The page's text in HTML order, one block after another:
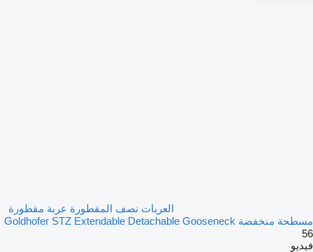
العربات نصف المقطورة عربة مقطورة
مسطحة منخفضة Goldhofer STZ Extendable Detachable Gooseneck
56
فيديو